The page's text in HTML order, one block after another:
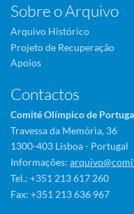
Sobre o Arquivo
Arquivo Histórico
Projeto de Recuperação
Apoios
Contactos
Comité Olímpico de
Travessa da Memória, 36
1300-403 Lisboa - Portugal
Informações:
Tel.: +351 213 617 260
Fax: +351 213 636 967